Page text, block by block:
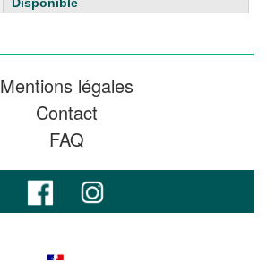
Mentions légales
Contact
FAQ